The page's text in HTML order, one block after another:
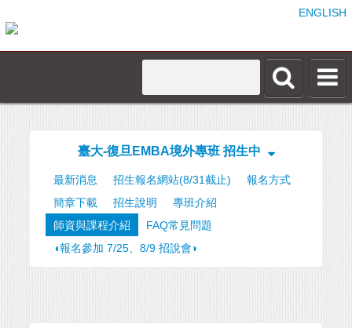
ENGLISH
臺大-復旦EMBA境外專班 招生中
最新消息 招生報名網站(8/31截止)
報名方式
簡章下載
招生說明
專班介紹
師資與課程介紹
FAQ常見問題
◖報名參加 7/25、8/9 招說會◗